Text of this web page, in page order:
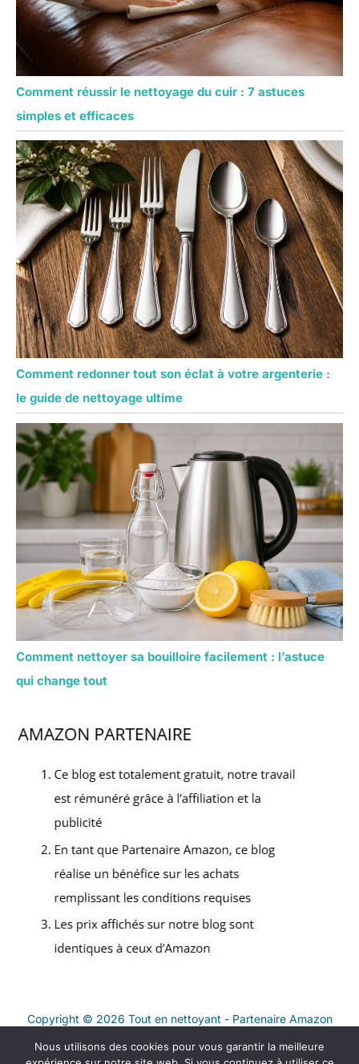
Comment réussir le nettoyage du cuir : 7 astuces
simples et efficaces
Comment redonner tout son éclat à votre argenterie :
le guide de nettoyage ultime
Comment nettoyer sa bouilloire facilement : l’astuce
qui change tout
Copyright © 2026 Tout en nettoyant - Partenaire Amazon
Contact
Nous utilisons des cookies pour vous garantir la meilleure